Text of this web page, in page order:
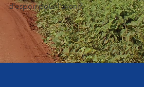
d'espoir pour l'avenir.